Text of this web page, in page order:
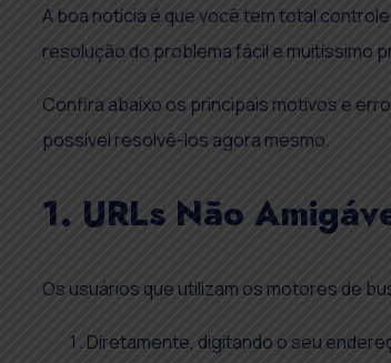
A boa notícia é que você tem total
resolução do problema fácil e muitíssimo
Confira abaixo os principais motivos e
possível resolvê-los agora mesmo.
1. URLs Não
Os usuários que utilizam os motores de
Diretamente, digitando o seu